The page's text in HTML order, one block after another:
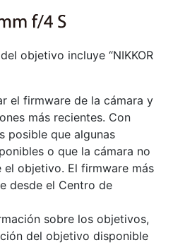
objetivo incluye “NIKKOR
el firmware de la cámara y
más recientes. Con
posible que algunas
o que la cámara no
objetivo. El firmware más
desde el Centro de
sobre los objetivos,
del objetivo disponible